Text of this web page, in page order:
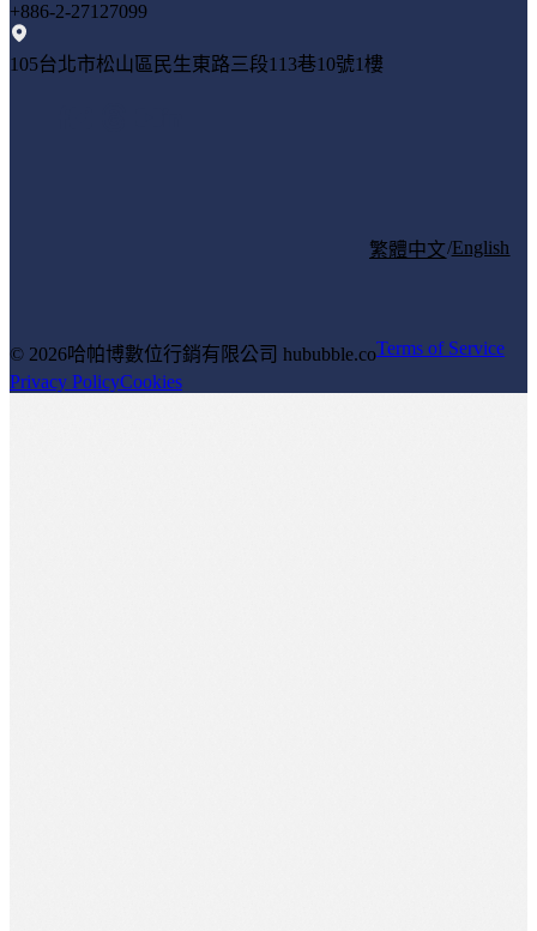
+886-2-27127099
105台北市松山區民生東路三段113巷10號1樓
繁體中文/English
© 2026哈帕博數位行銷有限公司 hububble.coTerms of Service
Privacy PolicyCookies